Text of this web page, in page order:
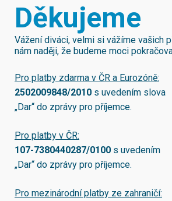
Děkujeme
Vážení diváci, velmi si vážíme vašich
nám naději, že budeme moci
Pro platby zdarma v ČR a Eurozóně:
2502009848/2010 s uvedením slova
„Dar“ do zprávy pro příjemce.
Pro platby v ČR:
107-7380440287/0100 s uvedením
„Dar“ do zprávy pro příjemce.
Pro mezinárodní platby ze zahraničí: